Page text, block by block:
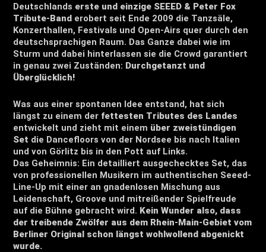
Deutschlands erste und einzige SEEED & Peter Fox
Tribute-Band erobert seit Ende 2009 die Tanzsäle,
Konzerthallen, Festivals und Open-Airs quer durch den
deutschsprachigen Raum. Das Ganze dabei wie im
Sturm und dabei hinterlassen sie die Crowd garantiert
in genau zwei Zuständen: Durchgetanzt und
Überglücklich!
Was aus einer spontanen Idee entstand, hat sich
längst zu einem der fettesten Tributes des Landes
entwickelt und zieht mit einem über zweistündigen
Set die Dancefloors von der Nordsee bis nach Italien
und von Görlitz bis in den Pott auf Links.
Das Geheimnis: Ein detailliert ausgechecktes Set, das
von professionellen Musikern im authentischen Seeed-
Line-Up mit einer an gnadenlosen Mischung aus
Leidenschaft, Groove und mitreißender Spielfreude
auf die Bühne gebracht wird. Kein Wunder also, dass
der treibende Zwölfer aus dem Rhein-Main-Gebiet vom
Berliner Original schon längst wohlwollend abgenickt
wurde.